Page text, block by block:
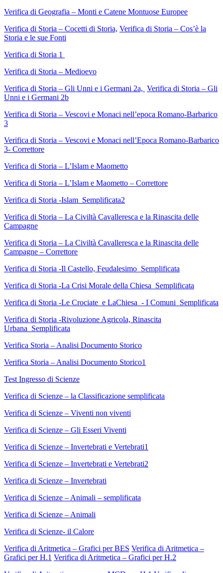
Verifica di Geografia – Monti e Catene Montuose Europee
Verifica di Storia – Cocetti di Storia, Verifica di Storia – Cos’è la
Storia e le sue Fonti
Verifica di Storia 1
Verifica di Storia – Medioevo
Verifica di Storia – Gli Unni e i Germani 2a, Verifica di Storia – Gli
Unni e i Germani 2b
Verifica di Storia – Vescovi e Monaci nell’epoca Romano-Barbarico
3
Verifica di Storia – Vescovi e Monaci nell’Epoca Romano-Barbarico
3- Correttore
Verifica di Storia – L’Islam e Maometto
Verifica di Storia – L’Islam e Maometto – Correttore
Verifica di Storia -Islam_Semplificata2
Verifica di Storia – La Civiltà Cavalleresca e la Rinascita delle
Campagne
Verifica di Storia – La Civiltà Cavalleresca e la Rinascita delle
Campagne – Correttore
Verifica di Storia -Il Castello, Feudalesimo_Semplificata
Verifica di Storia -La Crisi Morale della Chiesa_Semplificata
Verifica di Storia -Le Crociate_e LaChiesa_- I Comuni_Semplificata
Verifica di Storia -Rivoluzione Agricola, Rinascita
Urbana_Semplificata
Verifica Storia – Analisi Documento Storico
Verifica Storia – Analisi Documento Storico1
Test Ingresso di Scienze
Verifica di Scienze – la Classificazione semplificata
Verifica di Scienze – Viventi non viventi
Verifica di Scienze – Gli Esseri Viventi
Verifica di Scienze – Invertebrati e Vertebrati1
Verifica di Scienze – Invertebrati e Vertebrati2
Verifica di Scienze – Invertebrati
Verifica di Scienze – Animali – semplificata
Verifica di Scienze – Animali
Verifica di Scienze- il Calore
Verifica di Aritmetica – Grafici per BES Verifica di Aritmetica –
Grafici per H.1 Verifica di Aritmetica – Grafici per H.2